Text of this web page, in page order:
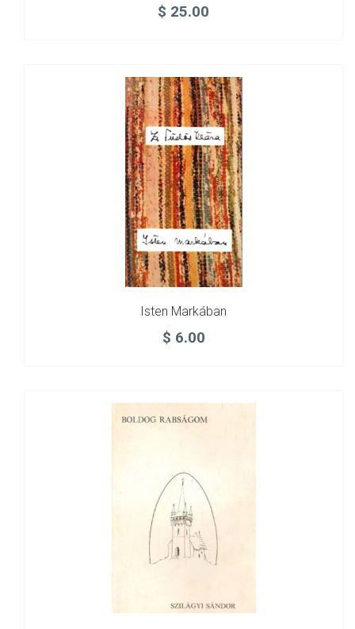
$ 25.00
Isten Markában
$ 6.00